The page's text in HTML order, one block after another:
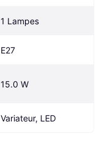
1 Lampes
E27
15.0 W
Variateur, LED